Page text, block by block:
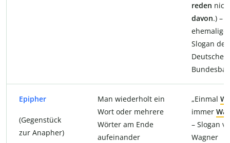
reden
davon.) –
ehemaliger
Slogan der
Deutschen
Epipher
(Gegenstück
zur Anapher)
Man wiederholt ein
Wort oder mehrere
Wörter am Ende
aufeinander
„Einmal
immer
– Slogan
Wagner